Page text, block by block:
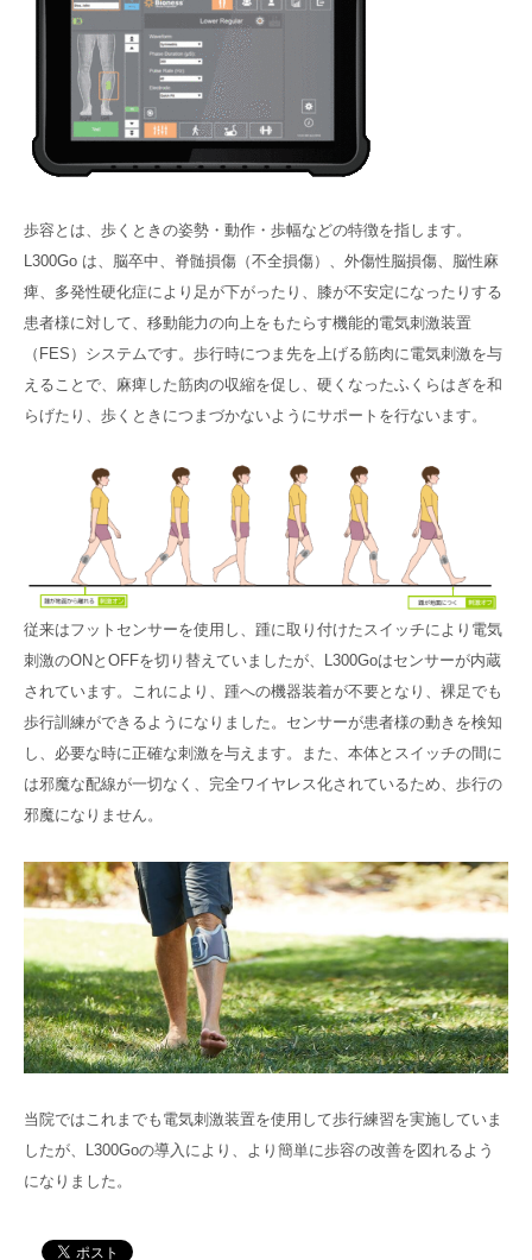
歩容とは、歩くときの姿勢・動作・歩幅などの特徴を指します。
L300Go は、脳卒中、脊髄損傷（不全損傷）、外傷性脳損傷、脳性麻
痺、多発性硬化症により足が下がったり、膝が不安定になったりする
患者様に対して、移動能力の向上をもたらす機能的電気刺激装置
（FES）システムです。歩行時につま先を上げる筋肉に電気刺激を与
えることで、麻痺した筋肉の収縮を促し、硬くなったふくらはぎを和
らげたり、歩くときにつまづかないようにサポートを行ないます。
従来はフットセンサーを使用し、踵に取り付けたスイッチにより電気
刺激のONとOFFを切り替えていましたが、L300Goはセンサーが内蔵
されています。これにより、踵への機器装着が不要となり、裸足でも
歩行訓練ができるようになりました。センサーが患者様の動きを検知
し、必要な時に正確な刺激を与えます。また、本体とスイッチの間に
は邪魔な配線が一切なく、完全ワイヤレス化されているため、歩行の
邪魔になりません。
当院ではこれまでも電気刺激装置を使用して歩行練習を実施していま
したが、L300Goの導入により、より簡単に歩容の改善を図れるよう
になりました。